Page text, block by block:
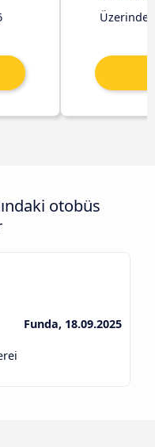
Üzerinde
otobüs
Funda, 18.09.2025